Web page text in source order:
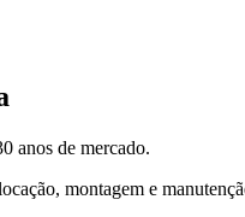
anos de mercado.
montagem e